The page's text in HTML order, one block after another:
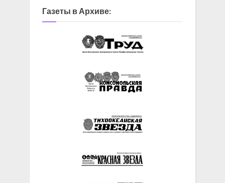
Газеты в Архиве: